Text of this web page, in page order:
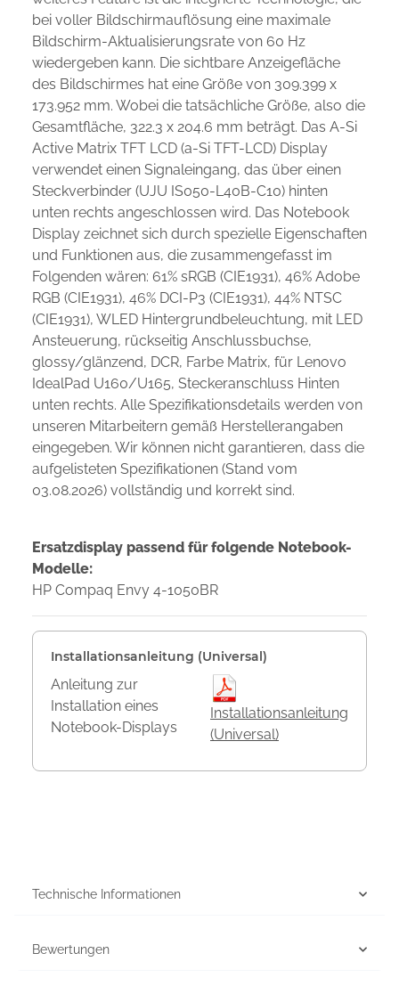
bei voller Bildschirmauflösung eine maximale
Bildschirm-Aktualisierungsrate von 60 Hz
wiedergeben kann. Die sichtbare Anzeigefläche
des Bildschirmes hat eine Größe von 309.399 x
173.952 mm. Wobei die tatsächliche Größe, also die
Gesamtfläche, 322.3 x 204.6 mm beträgt. Das A-Si
Active Matrix TFT LCD (a-Si TFT-LCD) Display
verwendet einen Signaleingang, das über einen
Steckverbinder (UJU IS050-L40B-C10) hinten
unten rechts angeschlossen wird. Das Notebook
Display zeichnet sich durch spezielle Eigenschaften
und Funktionen aus, die zusammengefasst im
Folgenden wären: 61% sRGB (CIE1931), 46% Adobe
RGB (CIE1931), 46% DCI-P3 (CIE1931), 44% NTSC
(CIE1931), WLED Hintergrundbeleuchtung, mit LED
Ansteuerung, rückseitig Anschlussbuchse,
glossy/glänzend, DCR, Farbe Matrix, für Lenovo
IdealPad U160/U165, Steckeranschluss Hinten
unten rechts. Alle Spezifikationsdetails werden von
unseren Mitarbeitern gemäß Herstellerangaben
eingegeben. Wir können nicht garantieren, dass die
aufgelisteten Spezifikationen (Stand vom
03.08.2026) vollständig und korrekt sind.
Ersatzdisplay passend für folgende Notebook-
Modelle:
HP Compaq Envy 4-1050BR
Installationsanleitung (Universal)
Anleitung zur
Installation eines
Notebook-Displays
Installationsanleitung
(Universal)
Technische Informationen
Bewertungen